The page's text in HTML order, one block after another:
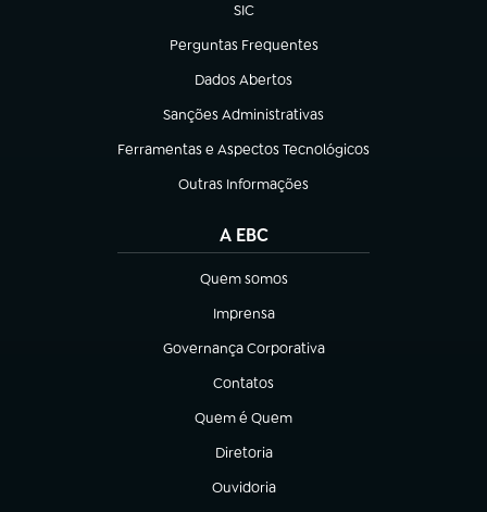
SIC
(abre em nova aba)
Perguntas Frequentes
(abre em nova aba)
Dados Abertos
(abre em nova aba)
Sanções Administrativas
(abre em nova aba)
Ferramentas e Aspectos Tecnológicos
(abre em nova aba)
Outras Informações
(abre em nova aba)
A EBC
Quem somos
(abre em nova aba)
Imprensa
(abre em nova aba)
Governança Corporativa
(abre em nova aba)
Contatos
(abre em nova aba)
Quem é Quem
(abre em nova aba)
Diretoria
(abre em nova aba)
Ouvidoria
(abre em nova aba)